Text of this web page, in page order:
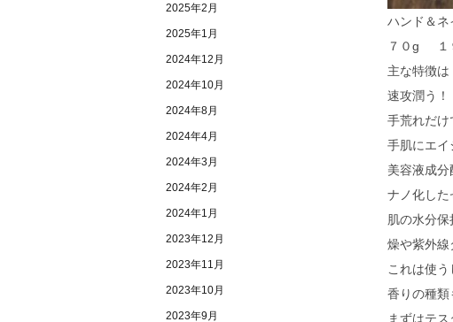
2025年2月
2025年1月
2024年12月
2024年10月
2024年8月
2024年4月
2024年3月
2024年2月
2024年1月
2023年12月
2023年11月
2023年10月
2023年9月
ハンド＆
７０g １
主な特徴は
速攻潤う！
手荒れだけ
手肌にエイ
美容液成分
ナノ化した
肌の水分
燥や紫外
これは使
香りの種類
まずはテ